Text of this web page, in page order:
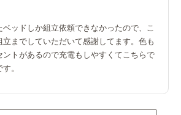
ッドしか組立依頼できなかったので、こ
までしていただいて感謝してます。色も
ントがあるので充電もしやすくてこちらで
。